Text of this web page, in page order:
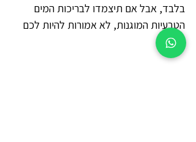
בלבד, אבל אם תיצמדו לבריכות המים
הטבעיות המוגנות, לא אמורות להיות לכם
בעיות.